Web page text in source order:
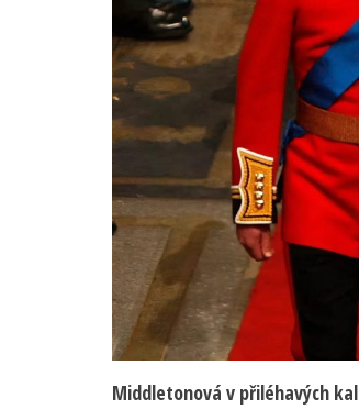
Middletonová v přiléhavých